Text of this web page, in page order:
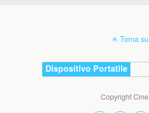
Torna su
Dispositivo Portatile
Copyright